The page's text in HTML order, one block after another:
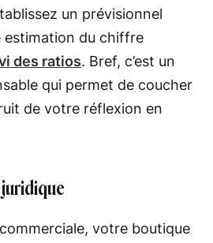
un prévisionnel
estimation du chiffre
des ratios. Bref, c’est un
qui permet de coucher
de votre réflexion en
votre boutique